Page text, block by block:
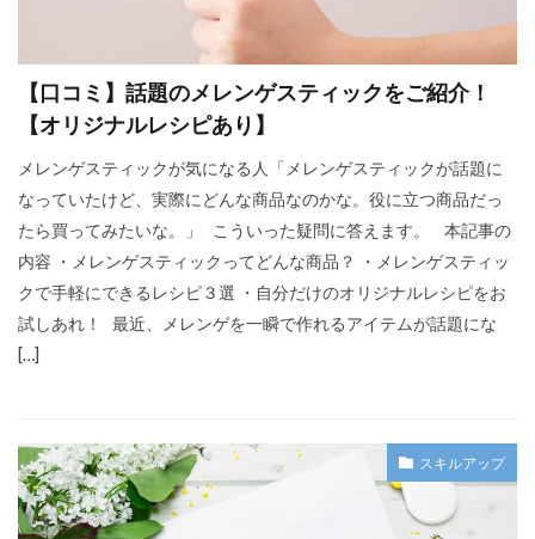
【口コミ】話題のメレンゲスティックをご紹介！
【オリジナルレシピあり】
メレンゲスティックが気になる人「メレンゲスティックが話題に
なっていたけど、実際にどんな商品なのかな。役に立つ商品だっ
たら買ってみたいな。」 こういった疑問に答えます。 本記事の
内容 ・メレンゲスティックってどんな商品？ ・メレンゲスティッ
クで手軽にできるレシピ３選 ・自分だけのオリジナルレシピをお
試しあれ！ 最近、メレンゲを一瞬で作れるアイテムが話題にな
[…]
スキルアップ